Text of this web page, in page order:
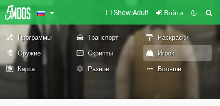
Show Adult Войти
Программы Транспорт
Раскраски
Оружие
Скрипты
Игрок
Карта
Разное Больше